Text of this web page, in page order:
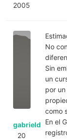
2005
gabrield
20
No
Sin
un
por
como
En el